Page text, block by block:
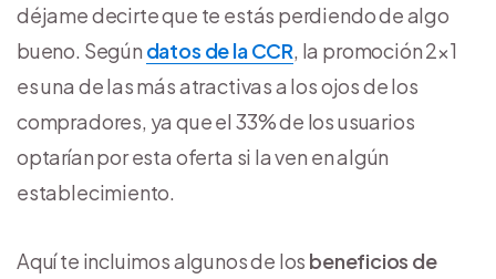
déjame decirte que te estás perdiendo de algo
bueno. Según datos de la CCR, la promoción 2×1
es una de las más atractivas a los ojos de los
compradores, ya que el 33% de los usuarios
optarían por esta oferta si la ven en algún
establecimiento.
Aquí te incluimos algunos de los beneficios de